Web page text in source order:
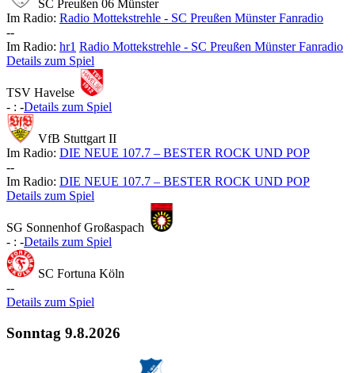
SC Preußen 06 Münster
Im Radio: Radio Mottekstrehle - SC Preußen Münster Fanradio
--
Im Radio: hr1 Radio Mottekstrehle - SC Preußen Münster Fanradio
Details zum Spiel
TSV Havelse
- : -Details zum Spiel
VfB Stuttgart II
Im Radio: DIE NEUE 107.7 – BESTER ROCK UND POP
--
Im Radio: DIE NEUE 107.7 – BESTER ROCK UND POP
Details zum Spiel
SG Sonnenhof Großaspach
- : -Details zum Spiel
SC Fortuna Köln
--
Details zum Spiel
Sonntag 9.8.2026